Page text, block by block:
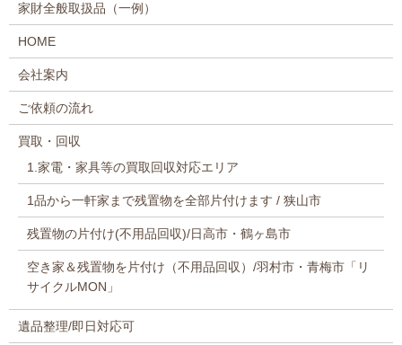
家財全般取扱品（一例）
HOME
会社案内
ご依頼の流れ
買取・回収
1.家電・家具等の買取回収対応エリア
1品から一軒家まで残置物を全部片付けます / 狭山市
残置物の片付け(不用品回収)/日高市・鶴ヶ島市
空き家＆残置物を片付け（不用品回収）/羽村市・青梅市「リ
サイクルMON」
遺品整理/即日対応可